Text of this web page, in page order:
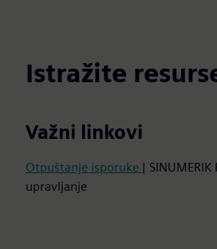
Istražite
Važni linkovi
Otpuštanje isporuke |
upravljanje